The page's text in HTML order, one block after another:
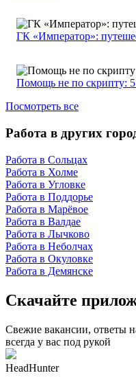
ГК «Император»:
Помощь не по скрипту:
Посмотреть все
Работа в других
Работа в Сольцах
Работа в Холме
Работа в Угловке
Работа в Поддорье
Работа в Марёвое
Работа в Валдае
Работа в Лычково
Работа в Неболчах
Работа в Окуловке
Работа в Демянске
Скачайте
Свежие вакансии, ответы
всегда у вас под рукой
HeadHunter